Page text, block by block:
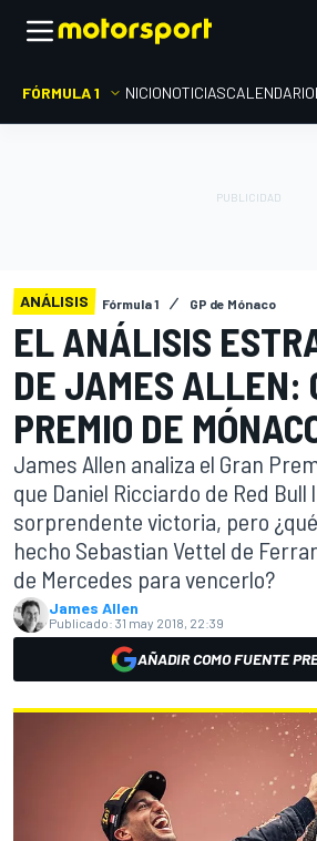
FÓRMULA 1 INICIONOTICIASCALENDARIO
ANÁLISIS Fórmula 1 GP de Mónaco
EL ANÁLISIS
DE JAMES ALLEN:
PREMIO DE
James Allen analiza el Gran
que Daniel Ricciardo de Red Bull
sorprendente victoria, pero
hecho Sebastian Vettel de
de Mercedes para vencerlo?
James Allen
Publicado: 31 may 2018, 22:39
AÑADIR COMO FUENTE